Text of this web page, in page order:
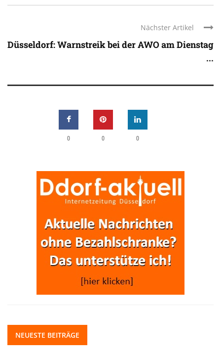
Nächster Artikel
Düsseldorf: Warnstreik bei der AWO am Dienstag
...
0 0 0
NEUESTE BEITRÄGE